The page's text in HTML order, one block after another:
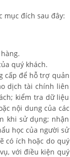
mục đích sau đây:
quý khách.
cấp để hỗ trợ quản
dịch tài chính liên
kiểm tra dữ liệu
nội dung của các
khi sử dụng; nhận
học của người sử
có ích hoặc do quý
với điều kiện quý